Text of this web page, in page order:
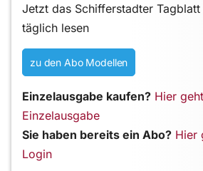
Jetzt das Schifferstadter
täglich lesen
zu den Abo Modellen
Einzelausgabe kaufen? Hier
Einzelausgabe
Sie haben bereits ein Abo? Hier
Login